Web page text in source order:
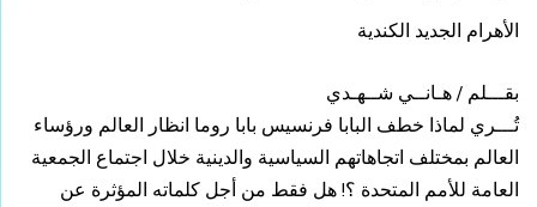
الأهرام الجديد الكندية
بقـــلم / هـانــي شــهـدي
تُـــري لماذا خطف البابا فرنسيس بابا روما انظار العالم ورؤساء
العالم بمختلف اتجاهاتهم السياسية والدينية خلال اجتماع الجمعية
العامة للأمم المتحدة ؟! هل فقط من أجل كلماته المؤثرة عن